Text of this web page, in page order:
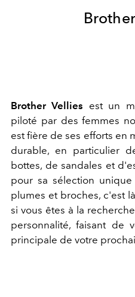
Brother Vellies est un
piloté par des femmes
est fière de ses efforts en
durable, en particulier
bottes, de sandales et
pour sa sélection
plumes et broches, c'est
si vous êtes à la
personnalité, faisant de
principale de votre